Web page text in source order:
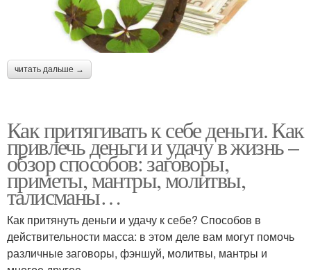
читать дальше →
Как притягивать к себе деньги. Как
привлечь деньги и удачу в жизнь –
обзор способов: заговоры,
приметы, мантры, молитвы,
талисманы…
Как притянуть деньги и удачу к себе? Способов в
действительности масса: в этом деле вам могут помочь
различные заговоры, фэншуй, молитвы, мантры и